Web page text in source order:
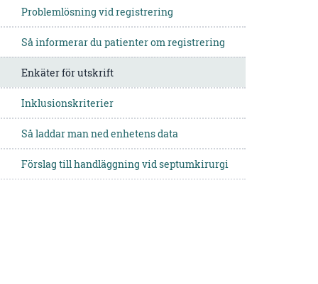
Problemlösning vid registrering
Så informerar du patienter om registrering
Enkäter för utskrift
Inklusionskriterier
Så laddar man ned enhetens data
Förslag till handläggning vid septumkirurgi